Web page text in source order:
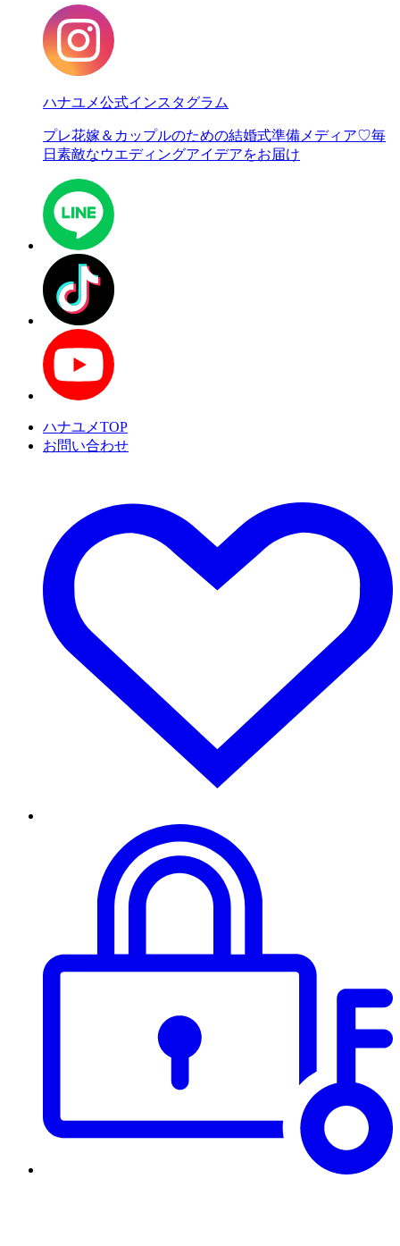
ハナユメ公式インスタグラム
プレ花嫁＆カップルのための結婚式準備メディア♡毎
日素敵なウエディングアイデアをお届け
ハナユメTOP
お問い合わせ